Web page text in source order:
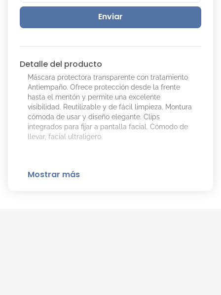
Enviar
Detalle del producto
Máscara protectora transparente con tratamiento
Antiempaño. Ofrece protección desde la frente
hasta el mentón y permite una excelente
visibilidad. Reutilizable y de fácil limpieza. Montura
cómoda de usar y diseño elegante. Clips
integrados para fijar a pantalla facial. Cómodo de
llevar, facial ultraligero.
Mostrar más